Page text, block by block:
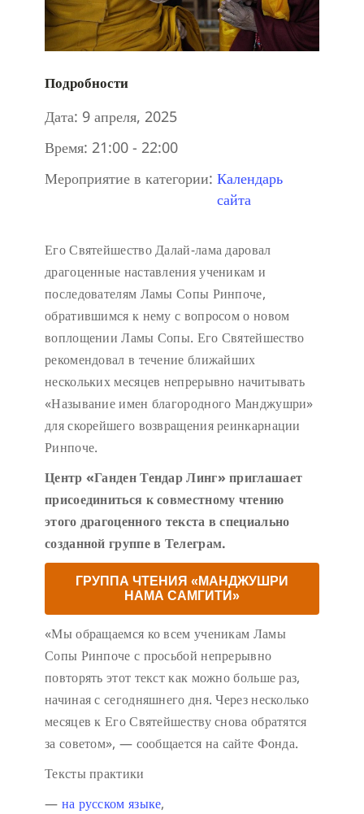
Подробности
Дата: 9 апреля, 2025
Время: 21:00 - 22:00
Мероприятие в категории: Календарь
сайта
Его Святейшество Далай-лама даровал
драгоценные наставления ученикам и
последователям Ламы Сопы Ринпоче,
обратившимся к нему с вопросом о новом
воплощении Ламы Сопы. Его Святейшество
рекомендовал в течение ближайших
нескольких месяцев непрерывно начитывать
«Называние имен благородного Манджушри»
для скорейшего возвращения реинкарнации
Ринпоче.
Центр «Ганден Тендар Линг» приглашает
присоединиться к совместному чтению
этого драгоценного текста в специально
созданной группе в Телеграм.
ГРУППА ЧТЕНИЯ «МАНДЖУШРИ
НАМА САМГИТИ»
«Мы обращаемся ко всем ученикам Ламы
Сопы Ринпоче с просьбой непрерывно
повторять этот текст как можно больше раз,
начиная с сегодняшнего дня. Через несколько
месяцев к Его Святейшеству снова обратятся
за советом», — сообщается на сайте Фонда.
Тексты практики
— на русском языке,